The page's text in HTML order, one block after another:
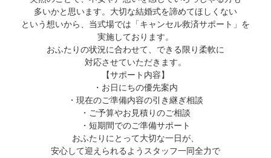
多いかと思います。大切な結婚式を諦めてほしくない
という想いから、当式場では「キャンセル救済サポート」を
実施しております。
おふたりの状況に合わせて、できる限り柔軟に
対応させていただきます。
【サポート内容】
・お日にちの優先案内
・現在のご準備内容の引き継ぎ相談
・ご予算やお見積りのご相談
・短期間でのご準備サポート
おふたりにとって大切な一日が、
安心して迎えられるようスタッフ一同全力で